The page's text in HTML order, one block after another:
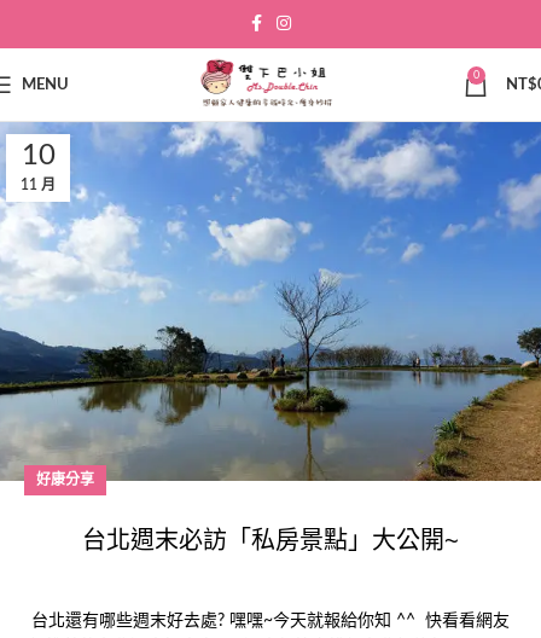
MENU
0
NT$
10
11 月
好康分享
台北週末必訪「私房景點」大公開~
台北還有哪些週末好去處? 嘿嘿~今天就報給你知 ^^ 快看看網友